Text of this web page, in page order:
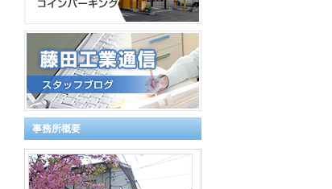
事務所概要